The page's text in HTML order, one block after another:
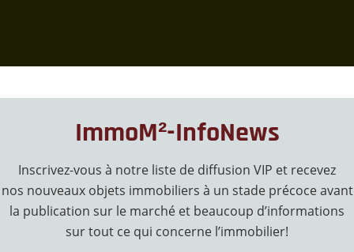
ImmoM²-InfoNews
Inscrivez-vous à notre liste de diffusion VIP et recevez
nos nouveaux objets immobiliers à un stade précoce avant
la publication sur le marché et beaucoup d’informations
sur tout ce qui concerne l’immobilier!